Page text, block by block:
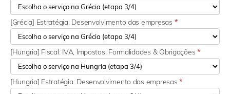
[Grécia] Estratégia: Desenvolvimento das empresas *
[Hungria] Fiscal: IVA, Impostos, Formalidades & Obrigações*
[Hungria] Estratégia: Desenvolvimento das empresas*